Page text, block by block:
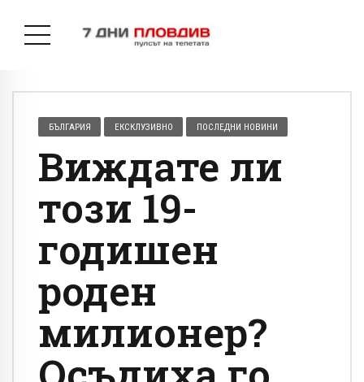
БЪЛГАРИЯ ЕКСКЛУЗИВНО ПОСЛЕДНИ НОВИНИ
Виждате ли
този 19-
годишен
роден
милионер?